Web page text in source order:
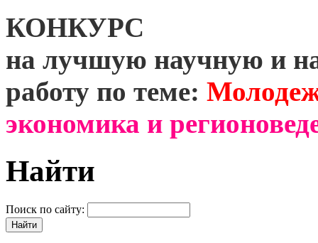
КОНКУРС
на лучшую научную и
работу по теме:
экономика и
Найти
Поиск по сайту: